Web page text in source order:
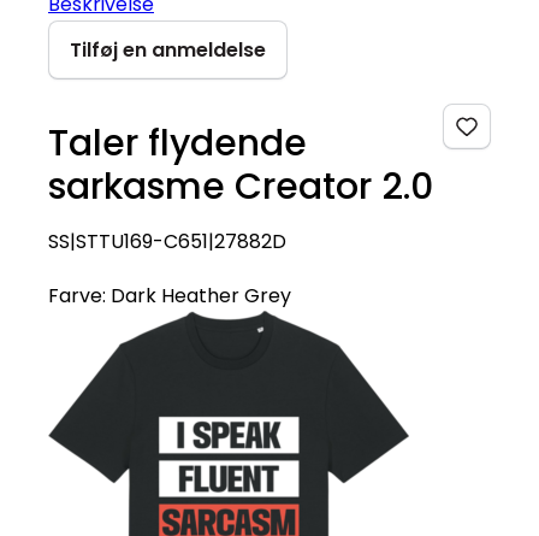
Tilføj en anmeldelse
Taler flydende
sarkasme Creator 2.0
SS|STTU169-C651|27882D
Farve: Dark Heather Grey